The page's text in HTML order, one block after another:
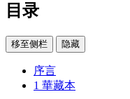
目录
移至侧栏 隐藏
序言
1 華藏本